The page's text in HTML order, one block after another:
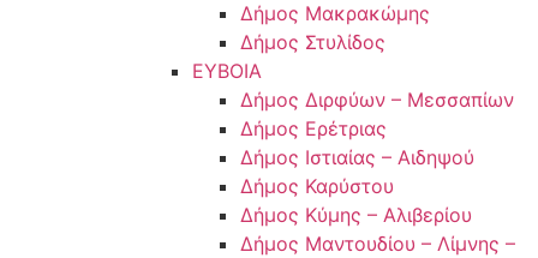
Δήμος Μακρακώμης
Δήμος Στυλίδος
ΕΥΒΟΙΑ
Δήμος Διρφύων – Μεσσαπίων
Δήμος Ερέτριας
Δήμος Ιστιαίας – Αιδηψού
Δήμος Καρύστου
Δήμος Κύμης – Αλιβερίου
Δήμος Μαντουδίου – Λίμνης –